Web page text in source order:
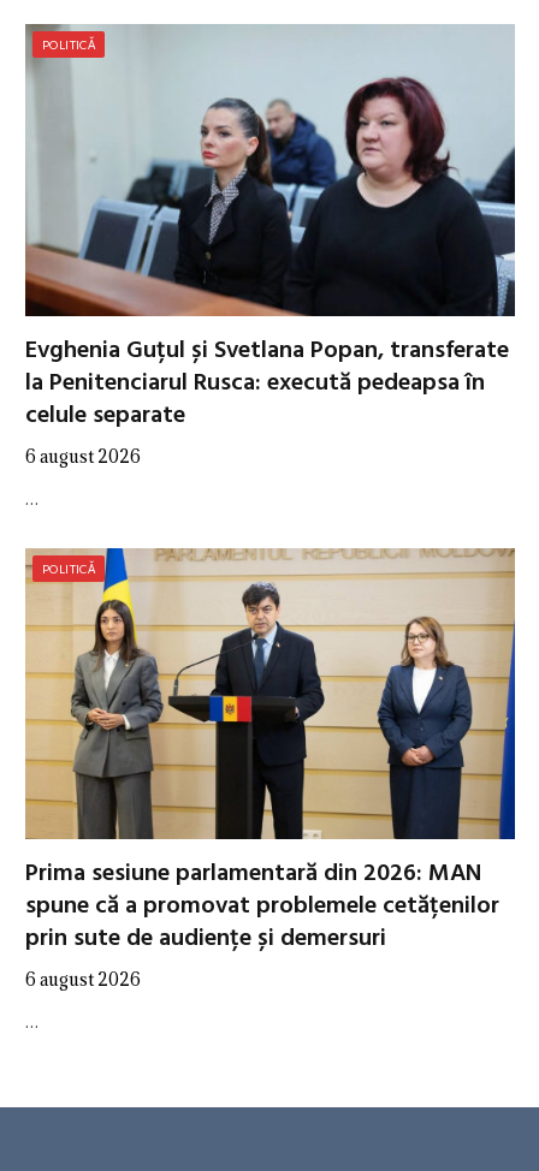
POLITICĂ
Evghenia Guțul și Svetlana Popan, transferate
la Penitenciarul Rusca: execută pedeapsa în
celule separate
6 august 2026
…
POLITICĂ
Prima sesiune parlamentară din 2026: MAN
spune că a promovat problemele cetățenilor
prin sute de audiențe și demersuri
6 august 2026
…